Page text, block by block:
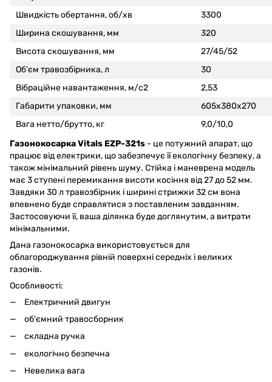
Швидкість обертання, об/хв
3300
Ширина скошування, мм
320
Висота скошування, мм
27/45/52
Об'єм травозбірника, л
30
Вібраційне навантаження, м/c2
2,53
Габарити упаковки, мм
605х380х270
Вага нетто/брутто, кг
9,0/10,0
Газонокосарка Vitals EZP-321s - це потужний апарат, що
працює від електрики, що забезпечує її екологічну безпеку, а
також мінімальний рівень шуму. Стійка і маневрена модель
має 3 ступені перемикання висоти косіння від 27 до 52 мм.
Завдяки 30 л травозбірник і ширині стрижки 32 см вона
впевнено буде справлятися з поставленим завданням.
Застосовуючи її, ваша ділянка буде доглянутим, а витрати
мінімальними.
Дана газонокосарка використовується для
облагороджування рівній поверхні середніх і великих
газонів.
Oсобливості:
Електричний двигун
об'ємний травосборник
складна ручка
екологічно безпечна
Невелика вага